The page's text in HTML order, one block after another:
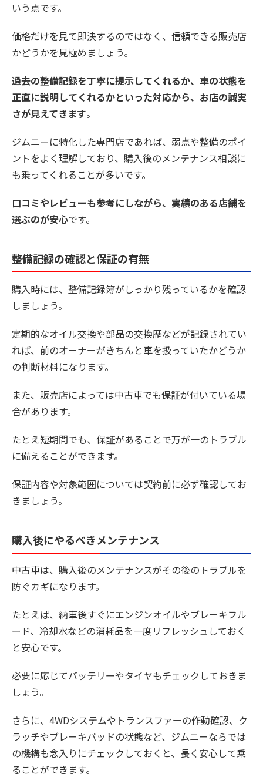
いう点です。
価格だけを見て即決するのではなく、信頼できる販売店
かどうかを見極めましょう。
過去の整備記録を丁寧に提示してくれるか、車の状態を
正直に説明してくれるかといった対応から、お店の誠実
さが見えてきます。
ジムニーに特化した専門店であれば、弱点や整備のポイ
ントをよく理解しており、購入後のメンテナンス相談に
も乗ってくれることが多いです。
口コミやレビューも参考にしながら、実績のある店舗を
選ぶのが安心です。
整備記録の確認と保証の有無
購入時には、整備記録簿がしっかり残っているかを確認
しましょう。
定期的なオイル交換や部品の交換歴などが記録されてい
れば、前のオーナーがきちんと車を扱っていたかどうか
の判断材料になります。
また、販売店によっては中古車でも保証が付いている場
合があります。
たとえ短期間でも、保証があることで万が一のトラブル
に備えることができます。
保証内容や対象範囲については契約前に必ず確認してお
きましょう。
購入後にやるべきメンテナンス
中古車は、購入後のメンテナンスがその後のトラブルを
防ぐカギになります。
たとえば、納車後すぐにエンジンオイルやブレーキフル
ード、冷却水などの消耗品を一度リフレッシュしておく
と安心です。
必要に応じてバッテリーやタイヤもチェックしておきま
しょう。
さらに、4WDシステムやトランスファーの作動確認、ク
ラッチやブレーキパッドの状態など、ジムニーならでは
の機構も念入りにチェックしておくと、長く安心して乗
ることができます。